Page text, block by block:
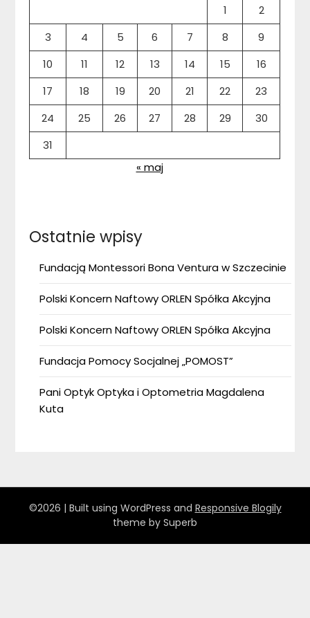
1
2
3
4 5 6 7 8
9
10
11 12 13 14 15
16
17
18 19 20 21 22
23
24
25 26 27 28 29
30
31
« maj
Ostatnie wpisy
Fundacją Montessori Bona Ventura w Szczecinie
Polski Koncern Naftowy ORLEN Spółka Akcyjna
Polski Koncern Naftowy ORLEN Spółka Akcyjna
Fundacja Pomocy Socjalnej „POMOST”
Pani Optyk Optyka i Optometria Magdalena
Kuta
©2026 | Built using WordPress and Responsive Blogily
theme by Superb